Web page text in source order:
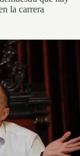
la carrera